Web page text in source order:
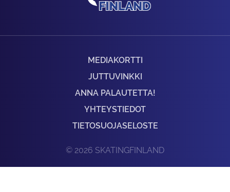
MEDIAKORTTI
JUTTUVINKKI
ANNA PALAUTETTA!
YHTEYSTIEDOT
TIETOSUOJASELOSTE
© 2026 SKATINGFINLAND